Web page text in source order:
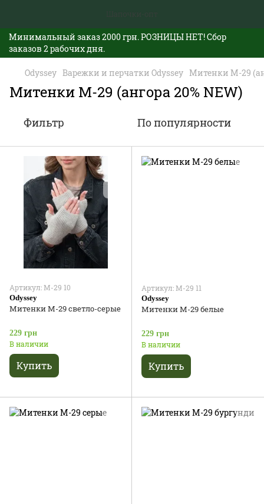
Минимальный заказ 2000 грн. РОЗНИЦЫ НЕТ! Сбор
заказов 2 рабочих дня.
Odyssey Варежки и перчатки Odyssey Митенки М-29
Митенки М-29 (ангора 20% NEW)
Фильтр По популярности
Артикул: М-29 10
Odyssey
Митенки М-29 светло-серые
229 грн
В наличии
Купить
Артикул: М-29 11
Odyssey
Митенки М-29 белые
229 грн
В наличии
Купить